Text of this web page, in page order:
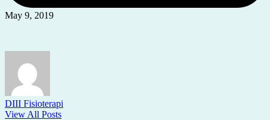
May 9, 2019
DIII Fisioterapi
View All Posts